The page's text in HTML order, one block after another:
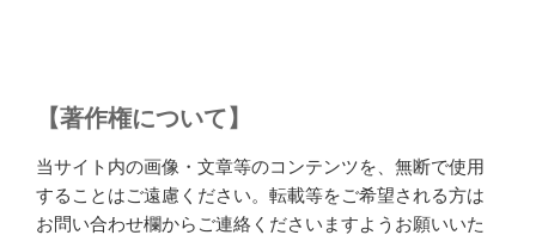
【著作権について】
当サイト内の画像・文章等のコンテンツを、無断で使用
することはご遠慮ください。転載等をご希望される方は
お問い合わせ欄からご連絡くださいますようお願いいた